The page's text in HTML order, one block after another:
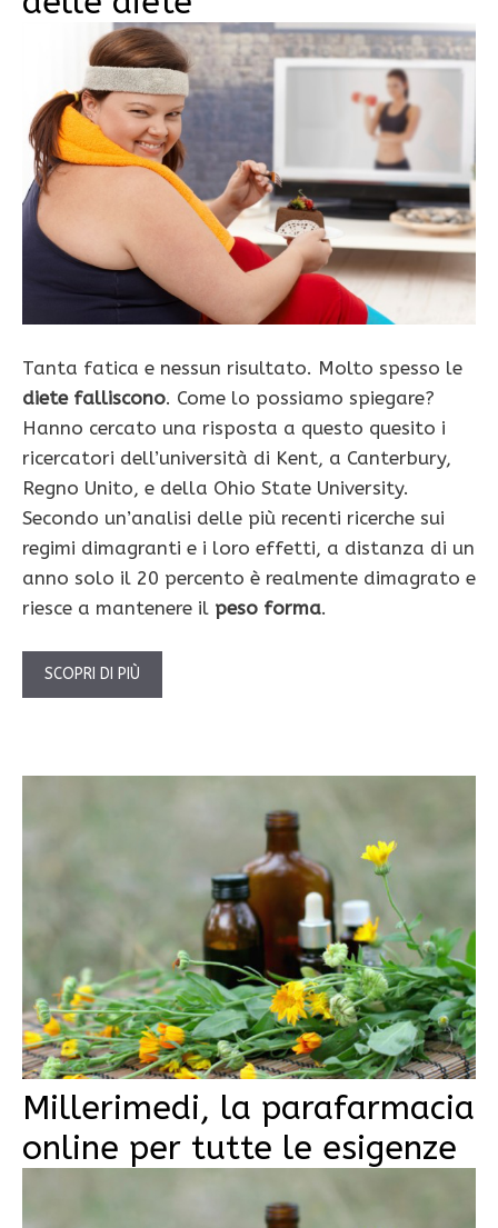
Tanta fatica e nessun risultato. Molto spesso le
diete falliscono. Come lo possiamo spiegare?
Hanno cercato una risposta a questo quesito i
ricercatori dell’università di Kent, a Canterbury,
Regno Unito, e della Ohio State University.
Secondo un’analisi delle più recenti ricerche sui
regimi dimagranti e i loro effetti, a distanza di un
anno solo il 20 percento è realmente dimagrato e
riesce a mantenere il peso forma.
SCOPRI DI PIÙ
Millerimedi, la parafarmacia
online per tutte le esigenze